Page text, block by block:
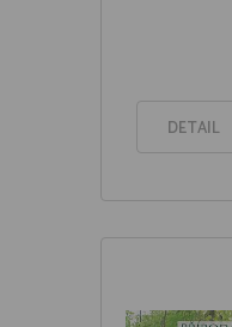
DETAIL